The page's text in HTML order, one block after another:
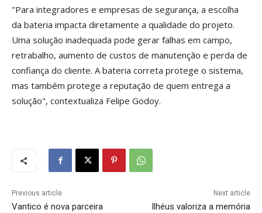
"Para integradores e empresas de segurança, a escolha
da bateria impacta diretamente a qualidade do projeto.
Uma solução inadequada pode gerar falhas em campo,
retrabalho, aumento de custos de manutenção e perda de
confiança do cliente. A bateria correta protege o sistema,
mas também protege a reputação de quem entrega a
solução", contextualiza Felipe Godoy.
Previous article
Vantico é nova parceira
Next article
Ilhéus valoriza a memória